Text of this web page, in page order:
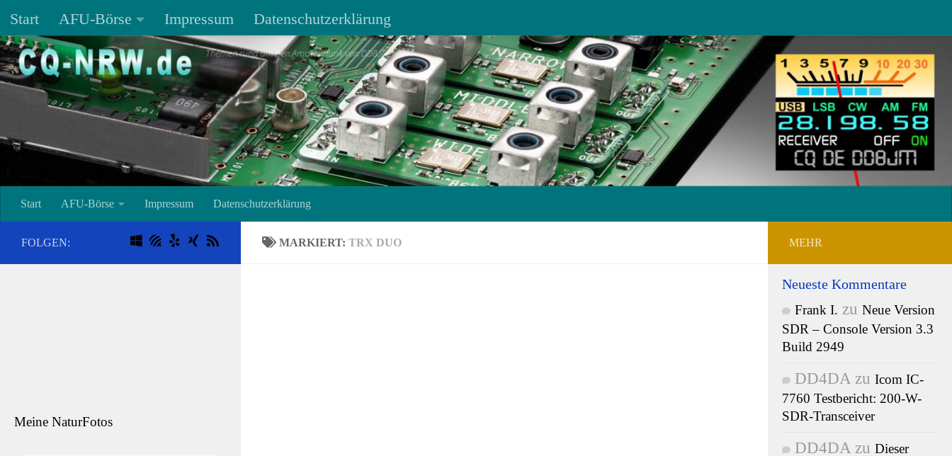
Unter dem Inhalt
Start AFU-Börse Impressum Datenschutzerklärung
Start AFU-Börse Impressum Datenschutzerklärung
MARKIERT: TRX DUO
FOLGEN:
Meine NaturFotos
MEHR
Neueste Kommentare
Frank I. zu Neue Version
SDR – Console Version 3.3
Build 2949
DD4DAzu Icom IC-
7760 Testbericht: 200-W-
SDR-Transceiver
DD4DAzu Dieser